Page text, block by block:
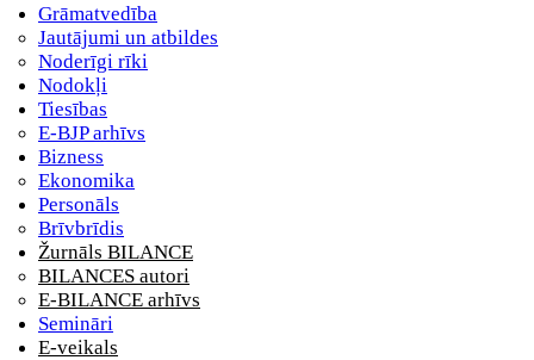
Grāmatvedība
Jautājumi un atbildes
Noderīgi rīki
Nodokļi
Tiesības
E-BJP arhīvs
Bizness
Ekonomika
Personāls
Brīvbrīdis
Žurnāls BILANCE
BILANCES autori
E-BILANCE arhīvs
Semināri
E-veikals